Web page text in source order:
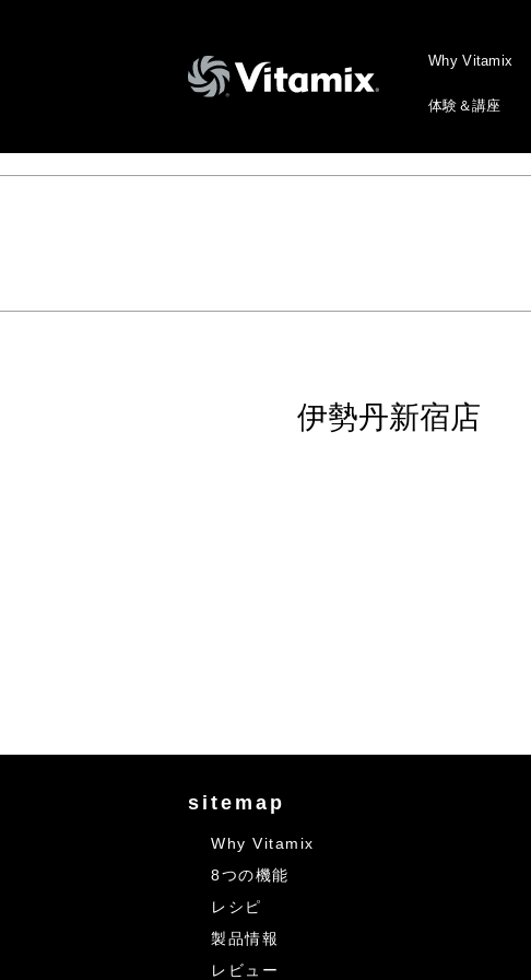
Why Vitamix
体験＆講座
伊勢丹新宿店
sitemap
Why Vitamix
8つの機能
レシピ
製品情報
レビュー